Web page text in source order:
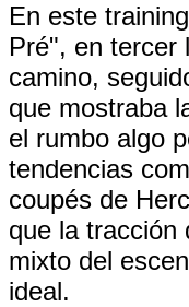
En este
Pré", en tercer
camino,
que mostraba
el rumbo algo
tendencias
coupés de
que la tracción
mixto del
ideal.